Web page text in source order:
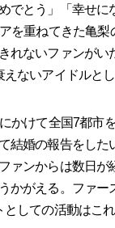
でとう」「幸せ
を重ねてきた亀
れないファンが
ないアイドルと
けて全国7都市
結婚の報告をした
ァンからは数日
かがえる。ファー
しての活動はこ